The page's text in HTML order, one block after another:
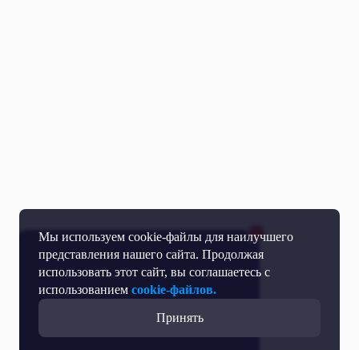
Мы используем cookie-файлы для наилучшего
представления нашего сайта. Продолжая
использовать этот сайт, вы соглашаетесь с
использованием cookie-файлов.
Принять